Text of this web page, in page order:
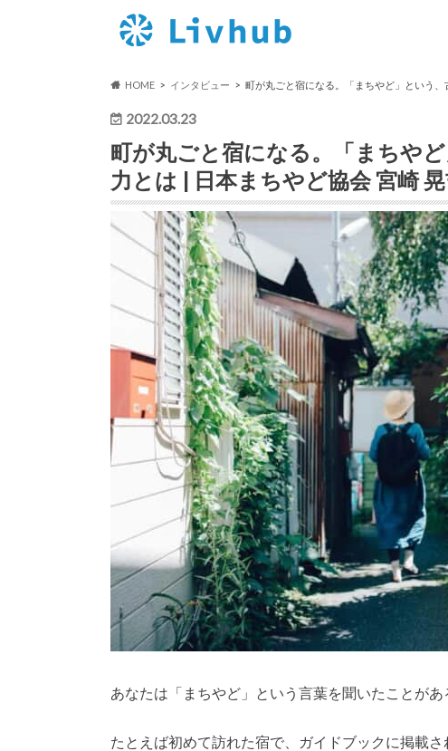
HOME インタビュー 町が丸ごと宿になる。「まちやど」という
2022.03.23
町が丸ごと宿になる。「まちや
力とは | 日本まちやど協会 宮崎
あなたは「まちやど」という言葉を聞いたことがあ
たとえば初めて訪れた宿で、ガイドブックに掲載